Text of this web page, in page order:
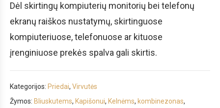
Dėl skirtingų kompiuterių monitorių bei telefonų
ekranų raiškos nustatymų, skirtinguose
kompiuteriuose, telefonuose ar kituose
įrenginiuose prekės spalva gali skirtis.
Kategorijos: Priedai, Virvutės
Žymos: Bliuskutems, Kapišonui, Kelnėms, kombinezonas,